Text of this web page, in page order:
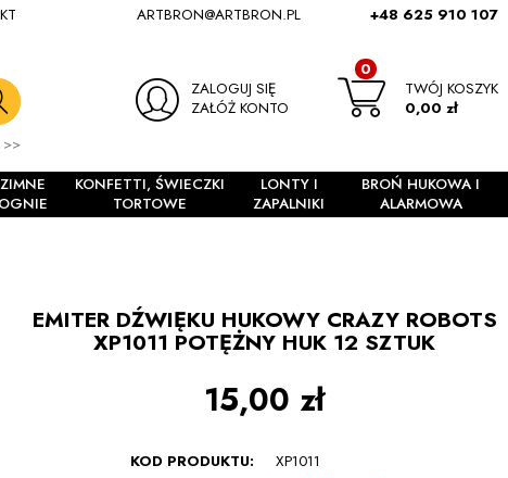
ARTBRON@ARTBRON.PL +48 625 910 107
>>
ZALOGUJ SIĘ
ZAŁÓŻ KONTO
TWÓJ KOSZYK
0
0,00 zł
ZIMNE
OGNIE
KONFETTI, ŚWIECZKI
TORTOWE
LONTY I
ZAPALNIKI
BROŃ HUKOWA I
ALARMOWA
EMITER DŹWIĘKU HUKOWY CRAZY ROBOTS
XP1011 POTĘŻNY HUK 12 SZTUK
15,00 zł
KOD PRODUKTU:
XP1011